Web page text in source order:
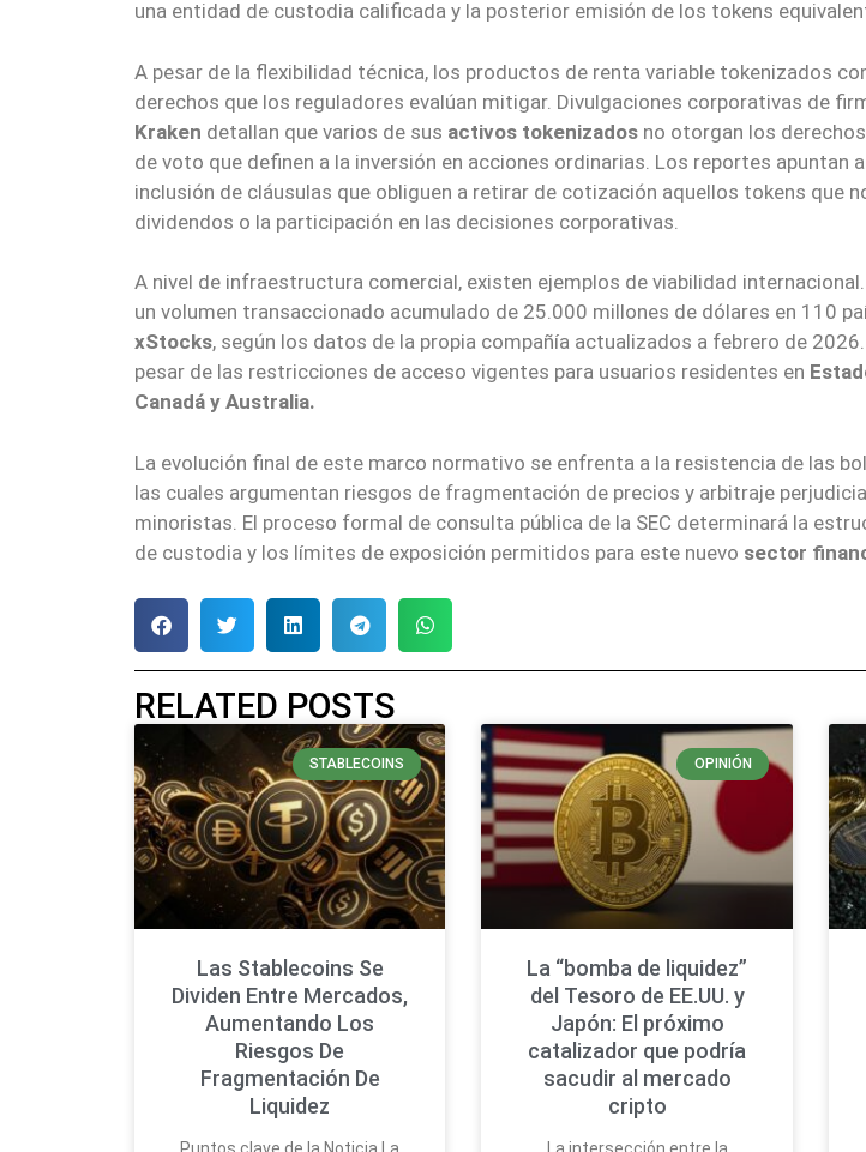
una entidad de custodia calificada y la posterior emisión de los tokens
A pesar de la flexibilidad técnica, los productos de renta variable tokenizados
derechos que los reguladores evalúan mitigar. Divulgaciones corporativas de
Kraken detallan que varios de sus activos tokenizados no otorgan los
de voto que definen a la inversión en acciones ordinarias. Los reportes apuntan a
inclusión de cláusulas que obliguen a retirar de cotización aquellos tokens que
dividendos o la participación en las decisiones corporativas.
A nivel de infraestructura comercial, existen ejemplos de viabilidad internacional.
un volumen transaccionado acumulado de 25.000 millones de dólares en 110
xStocks, según los datos de la propia compañía actualizados a febrero de
pesar de las restricciones de acceso vigentes para usuarios residentes en
Canadá y Australia.
La evolución final de este marco normativo se enfrenta a la resistencia de las
las cuales argumentan riesgos de fragmentación de precios y arbitraje
minoristas. El proceso formal de consulta pública de la SEC determinará la
de custodia y los límites de exposición permitidos para este nuevo sector
RELATED POSTS
STABLECOINS
Las Stablecoins Se
Dividen Entre Mercados,
Aumentando Los
Riesgos De
Fragmentación De
Liquidez
OPINIÓN
La “bomba de liquidez”
del Tesoro de EE.UU. y
Japón: El próximo
catalizador que podría
sacudir al mercado
cripto